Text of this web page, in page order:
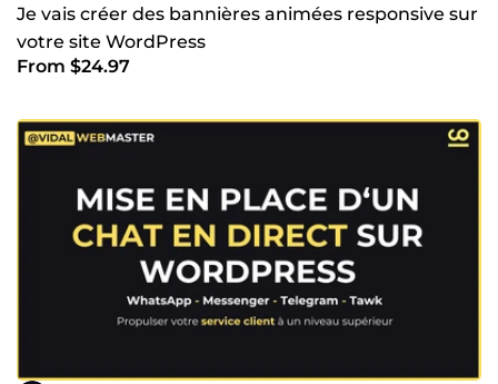
Je vais créer des bannières animées responsive sur
votre site WordPress
From $24.97